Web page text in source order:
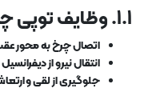
1.1. وظایف توپی چرخ عقب:
اتصال چرخ به محور
انتقال نیرو از
جلوگیری از لقی و